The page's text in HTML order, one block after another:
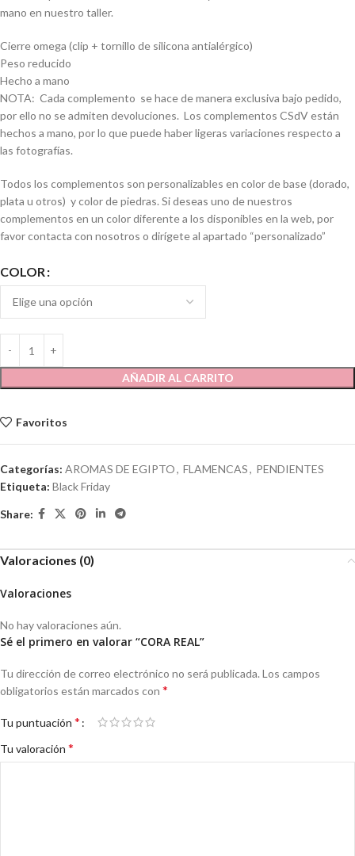
mano en nuestro taller.
Cierre omega (clip + tornillo de silicona antialérgico)
Peso reducido
Hecho a mano
NOTA: Cada complemento se hace de manera exclusiva bajo pedido,
por ello no se admiten devoluciones. Los complementos CSdV están
hechos a mano, por lo que puede haber ligeras variaciones respecto a
las fotografías.
Todos los complementos son personalizables en color de base (dorado,
plata u otros) y color de piedras. Si deseas uno de nuestros
complementos en un color diferente a los disponibles en la web, por
favor contacta con nosotros o dirígete al apartado “personalizado”
COLOR
AÑADIR AL CARRITO
Favoritos
Categorías: AROMAS DE EGIPTO, FLAMENCAS, PENDIENTES
Etiqueta: Black Friday
Share:
Valoraciones (0)
Valoraciones
No hay valoraciones aún.
Sé el primero en valorar “CORA REAL”
Tu dirección de correo electrónico no será publicada.Los campos
obligatorios están marcados con *
Tu puntuación *
Tu valoración *